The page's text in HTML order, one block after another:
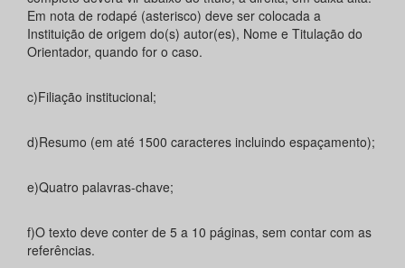
Em nota de rodapé (asterisco) deve ser colocada a
Instituição de origem do(s) autor(es), Nome e Titulação do
Orientador, quando for o caso.
c)Filiação institucional;
d)Resumo (em até 1500 caracteres incluindo espaçamento);
e)Quatro palavras-chave;
f)O texto deve conter de 5 a 10 páginas, sem contar com as
referências.